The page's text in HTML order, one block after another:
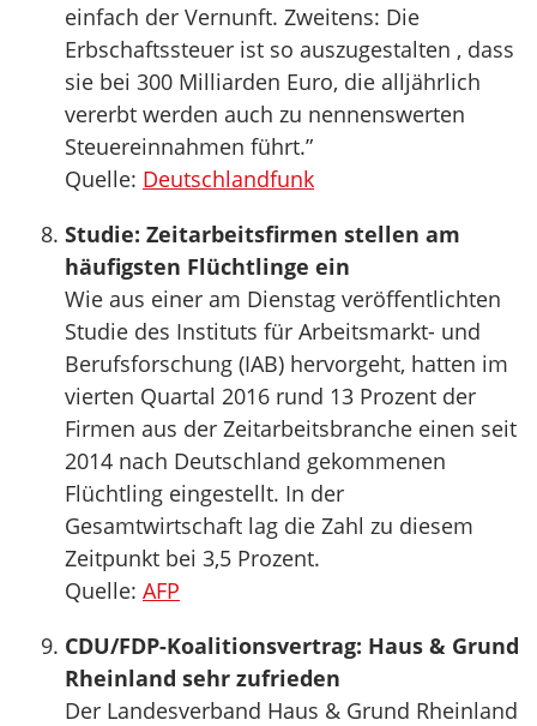
einfach der Vernunft. Zweitens: Die
Erbschaftssteuer ist so auszugestalten , dass
sie bei 300 Milliarden Euro, die alljährlich
vererbt werden auch zu nennenswerten
Steuereinnahmen führt.”
Quelle: Deutschlandfunk
Studie: Zeitarbeitsfirmen stellen am
häufigsten Flüchtlinge ein
Wie aus einer am Dienstag veröffentlichten
Studie des Instituts für Arbeitsmarkt- und
Berufsforschung (IAB) hervorgeht, hatten im
vierten Quartal 2016 rund 13 Prozent der
Firmen aus der Zeitarbeitsbranche einen seit
2014 nach Deutschland gekommenen
Flüchtling eingestellt. In der
Gesamtwirtschaft lag die Zahl zu diesem
Zeitpunkt bei 3,5 Prozent.
Quelle: AFP
CDU/FDP-Koalitionsvertrag: Haus & Grund
Rheinland sehr zufrieden
Der Landesverband Haus & Grund Rheinland